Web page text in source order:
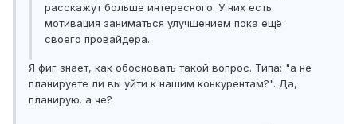
расскажут больше интересного. У них есть
мотивация заниматься улучшением пока ещё
своего провайдера.
Я фиг знает, как обосновать такой вопрос. Типа: "а не
планируете ли вы уйти к нашим конкурентам?". Да,
планирую. а че?